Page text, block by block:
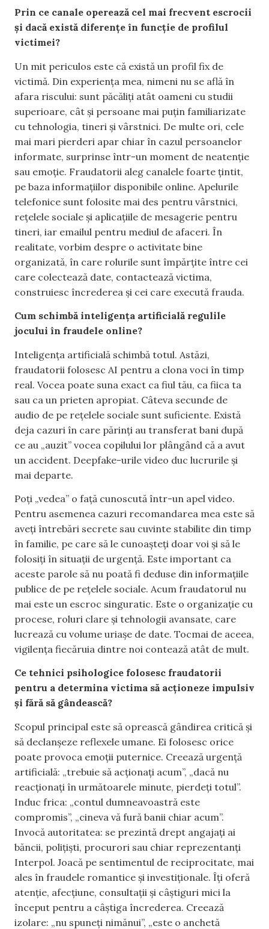
Prin ce canale operează cel mai frecvent escrocii
și dacă există diferențe în funcție de profilul
victimei?
Un mit periculos este că există un profil fix de
victimă. Din experiența mea, nimeni nu se află în
afara riscului: sunt păcăliți atât oameni cu studii
superioare, cât și persoane mai puțin familiarizate
cu tehnologia, tineri și vârstnici. De multe ori, cele
mai mari pierderi apar chiar în cazul persoanelor
informate, surprinse într-un moment de neatenție
sau emoție. Fraudatorii aleg canalele foarte țintit,
pe baza informațiilor disponibile online. Apelurile
telefonice sunt folosite mai des pentru vârstnici,
rețelele sociale și aplicațiile de mesagerie pentru
tineri, iar emailul pentru mediul de afaceri. În
realitate, vorbim despre o activitate bine
organizată, în care rolurile sunt împărțite între cei
care colectează date, contactează victima,
construiesc încrederea și cei care execută frauda.
Cum schimbă inteligența artificială regulile
jocului în fraudele online?
Inteligența artificială schimbă totul. Astăzi,
fraudatorii folosesc AI pentru a clona voci în timp
real. Vocea poate suna exact ca fiul tău, ca fiica ta
sau ca un prieten apropiat. Câteva secunde de
audio de pe rețelele sociale sunt suficiente. Există
deja cazuri în care părinți au transferat bani după
ce au „auzit” vocea copilului lor plângând că a avut
un accident. Deepfake-urile video duc lucrurile și
mai departe.
Poți „vedea” o față cunoscută într-un apel video.
Pentru asemenea cazuri recomandarea mea este să
aveți întrebări secrete sau cuvinte stabilite din timp
în familie, pe care să le cunoașteți doar voi și să le
folosiți în situații de urgență. Este important ca
aceste parole să nu poată fi deduse din informațiile
publice de pe rețelele sociale. Acum fraudatorul nu
mai este un escroc singuratic. Este o organizație cu
procese, roluri clare și tehnologii avansate, care
lucrează cu volume uriașe de date. Tocmai de aceea,
vigilența fiecăruia dintre noi contează atât de mult.
Ce tehnici psihologice folosesc fraudatorii
pentru a determina victima să acționeze impulsiv
și fără să gândească?
Scopul principal este să oprească gândirea critică și
să declanșeze reflexele umane. Ei folosesc orice
poate provoca emoții puternice. Creează urgență
artificială: „trebuie să acționați acum”, „dacă nu
reacționați în următoarele minute, pierdeți totul”.
Induc frica: „contul dumneavoastră este
compromis”, „cineva vă fură banii chiar acum”.
Invocă autoritatea: se prezintă drept angajați ai
băncii, polițiști, procurori sau chiar reprezentanți
Interpol. Joacă pe sentimentul de reciprocitate, mai
ales în fraudele romantice și investiționale. Îți oferă
atenție, afecțiune, consultații și câștiguri mici la
început pentru a câștiga încrederea. Creează
izolare: „nu spuneți nimănui”, „este o anchetă